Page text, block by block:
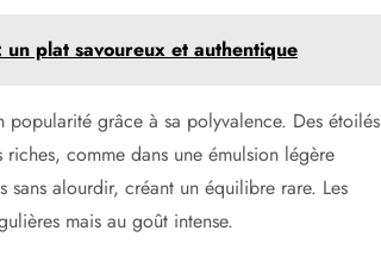
plat savoureux et authentique
grâce à sa polyvalence. Des étoilés
comme dans une émulsion légère
alourdir, créant un équilibre rare. Les
mais au goût intense.